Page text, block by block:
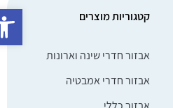
פתח קטגוריות מוצרים
אבזור חדרי שינה וארונות
אבזור חדרי אמבטיה